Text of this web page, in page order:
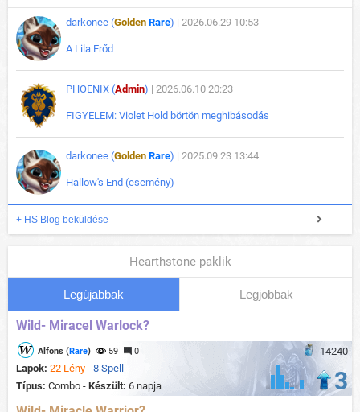
darkonee (Golden Rare) | 2026.06.29 10:53
A Lila Erőd
PHOENIX (Admin) | 2026.06.10 20:23
FIGYELEM: Violet Hold börtön meghibásodás
darkonee (Golden Rare) | 2025.09.23 13:44
Hallow's End (esemény)
+ HS Blog beküldése
Hearthstone paklik
Legújabbak Legjobbak
Wild- Miracel Warlock?
14240
Alfons (Rare) 59 0
Lapok: 22 Lény - 8 Spell
Típus: Combo - Készült: 6 napja 3